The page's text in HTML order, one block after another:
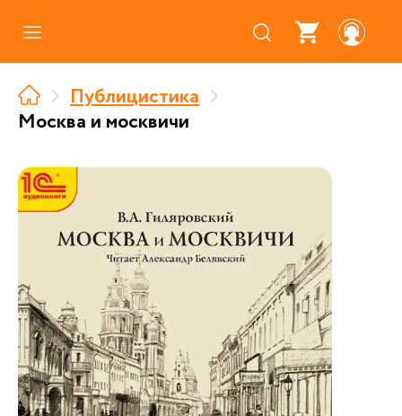
Где купить
О нас
Партнерам
Публицистика
Москва и москвичи